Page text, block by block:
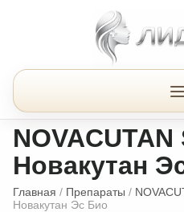
NOVACUTAN
Новакутан
Главная / Препараты /
Новакутан Эс Био